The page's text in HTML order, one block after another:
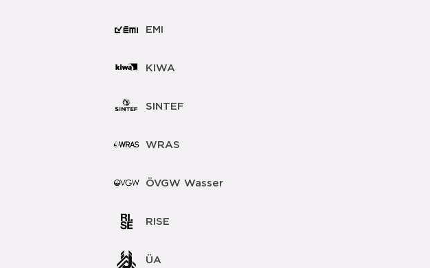
EMI
KIWA
SINTEF
WRAS
ÖVGW Wasser
RISE
ÜA